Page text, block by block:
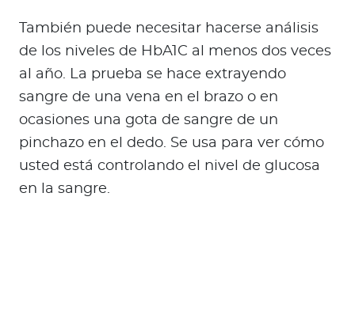
También puede necesitar hacerse análisis
de los niveles de HbA1C al menos dos veces
al año. La prueba se hace extrayendo
sangre de una vena en el brazo o en
ocasiones una gota de sangre de un
pinchazo en el dedo. Se usa para ver cómo
usted está controlando el nivel de glucosa
en la sangre.